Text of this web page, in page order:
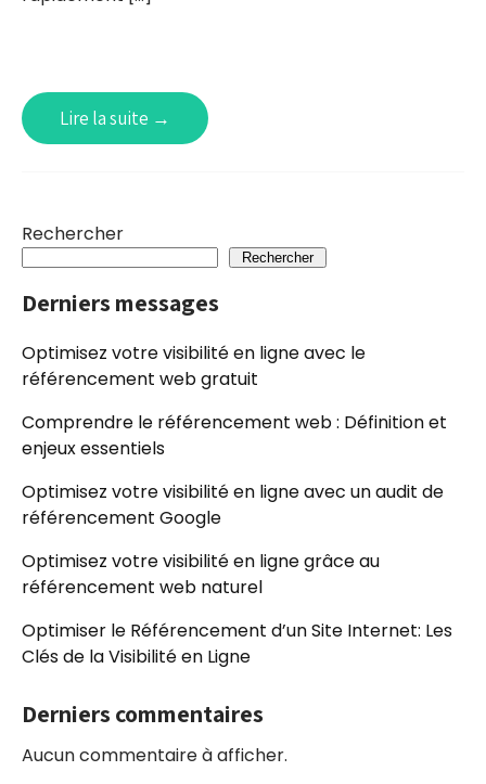
Lire la suite →
Rechercher
Rechercher
Derniers messages
Optimisez votre visibilité en ligne avec le
référencement web gratuit
Comprendre le référencement web : Définition et
enjeux essentiels
Optimisez votre visibilité en ligne avec un audit de
référencement Google
Optimisez votre visibilité en ligne grâce au
référencement web naturel
Optimiser le Référencement d’un Site Internet: Les
Clés de la Visibilité en Ligne
Derniers commentaires
Aucun commentaire à afficher.